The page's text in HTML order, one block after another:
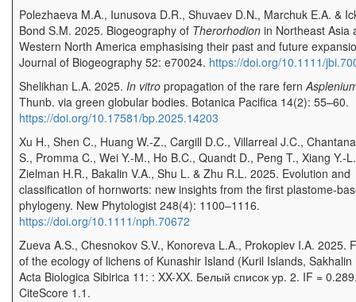
Polezhaeva M.A., Iunusova D.R., Shuvaev D.N., Marchuk E.A. &
Bond S.M. 2025. Biogeography of Therorhodion in Northeast Asia
Western North America emphasising their past and future
Journal of Biogeography 52: e70024. https://doi.org/10.1111/
Shelikhan L.A. 2025. In vitro propagation of the rare fern
Thunb. via green globular bodies. Botanica Pacifica 14(2): 55–60.
https://doi.org/10.17581/bp.2025.14203
Xu H., Shen C., Huang W.-Z., Cargill D.C., Villarreal J.C.,
S., Promma C., Wei Y.-M., Ho B.C., Quandt D., Peng T., Xiang Y.-
Zielman H.R., Bakalin V.A., Shu L. & Zhu R.L. 2025. Evolution and
classification of hornworts: new insights from the first plastome-
phylogeny. New Phytologist 248(4): 1100–1116.
https://doi.org/10.1111/nph.70672
Zueva A.S., Chesnokov S.V., Konoreva L.A., Prokopiev I.A. 2025.
of the ecology of lichens of Kunashir Island (Kuril Islands, Sakhalin
Acta Biologica Sibirica 11: : XX-XX. Белый список ур. 2. IF =
CiteScore 1.1.